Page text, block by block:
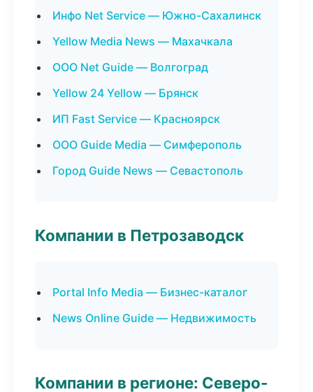
Инфо Net Service — Южно-Сахалинск
Yellow Media News — Махачкала
ООО Net Guide — Волгоград
Yellow 24 Yellow — Брянск
ИП Fast Service — Красноярск
ООО Guide Media — Симферополь
Город Guide News — Севастополь
Компании в Петрозаводск
Portal Info Media — Бизнес-каталог
News Online Guide — Недвижимость
Компании в регионе: Северо-